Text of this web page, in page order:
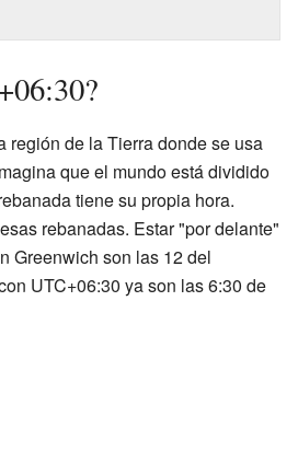
región de la Tierra donde se usa
que el mundo está dividido
tiene su propia hora.
rebanadas. Estar "por delante"
Greenwich son las 12 del
UTC+06:30 ya son las 6:30 de